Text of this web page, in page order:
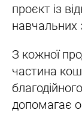
проєкт із
навчальних
З кожної
частина
допомагає